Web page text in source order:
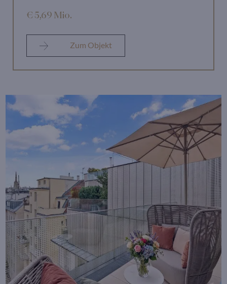
€ 5,69 Mio.
Zum Objekt